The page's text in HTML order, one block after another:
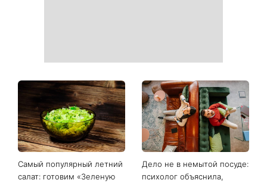
Самый популярный летний
салат: готовим «Зеленую
Дело не в немытой посуде:
психолог объяснила,